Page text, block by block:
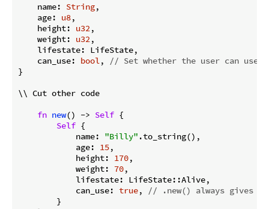
    name:
String,
    age:
u8,
    height:
u32,
    weight:
u32,
    lifestate: LifeState,
    can_use:
bool,
// Set whether the user can use
}
\\ Cut other code
fn new() -> Self {
Self {
            name:
"Billy" .to_string(),
            age:
15,
            height:
170,
            weight:
70,
            lifestate: LifeState::Alive,
            can_use:
true,
// .new() always gives
        }